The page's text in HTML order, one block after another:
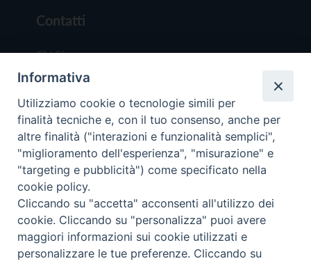
Contatti
Chi Siamo
Redazione
Scrivici
Copyright © 2019 - Tutti i diritti riservati - Vita
Trentina Editrice
Privacy Policy
Informativa
Utilizziamo cookie o tecnologie simili per
finalità tecniche e, con il tuo consenso, anche per
altre finalità ("interazioni e funzionalità semplici",
"miglioramento dell'esperienza", "misurazione" e
"targeting e pubblicità") come specificato nella
cookie policy.
Cliccando su "accetta" acconsenti all'utilizzo dei
cookie. Cliccando su "personalizza" puoi avere
maggiori informazioni sui cookie utilizzati e
personalizzare le tue preferenze. Cliccando su